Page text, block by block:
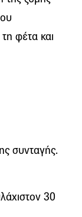
φέτα και
συνταγής.
30